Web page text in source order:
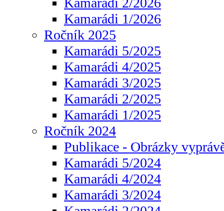
Kamarádi 1/2026
Ročník 2025
Kamarádi 5/2025
Kamarádi 4/2025
Kamarádi 3/2025
Kamarádi 2/2025
Kamarádi 1/2025
Ročník 2024
Publikace - Obrázky
Kamarádi 5/2024
Kamarádi 4/2024
Kamarádi 3/2024